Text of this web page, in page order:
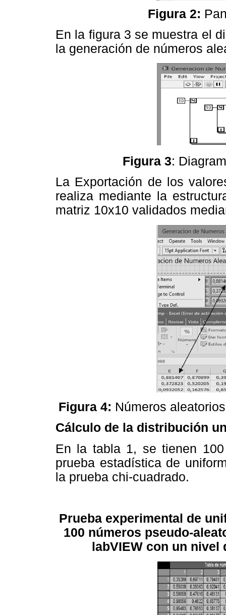
Figura 2:
En la figura 3 se muestra el
la generación de números
Figura 3:
La Exportación de los
realiza mediante la
matriz 10x10 validados
Figura 4: Números
Cálculo de la distribución
En la tabla 1, se tienen
prueba estadística de
la prueba chi-cuadrado.
Prueba experimental de
100 números pseudo-
labVIEW con un